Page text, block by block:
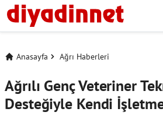
Anasayfa Ağrı Haberleri
Ağrılı Genç Veteriner
Desteğiyle Kendi